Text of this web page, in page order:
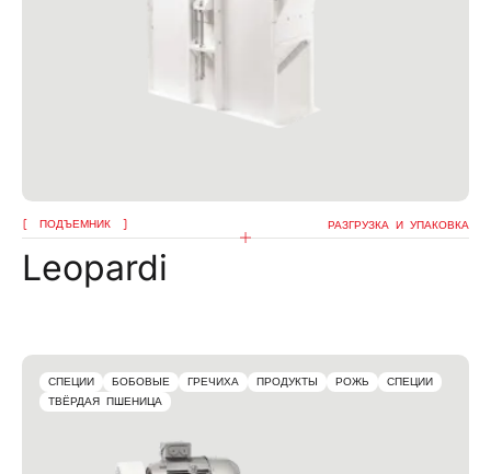
ПОДЪЕМНИК РАЗГРУЗКА И УПАКОВКА
Leopardi
СПЕЦИИ БОБОВЫЕ ГРЕЧИХА ПРОДУКТЫ РОЖЬ
СПЕЦИИ
ТВЁРДАЯ ПШЕНИЦА